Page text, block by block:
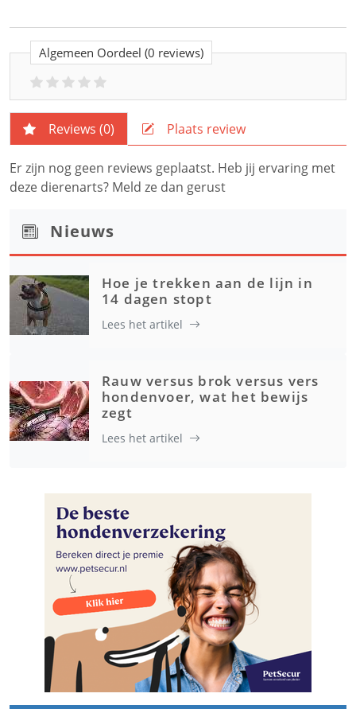
Algemeen Oordeel (0 reviews)
Reviews (0) Plaats review
Er zijn nog geen reviews geplaatst. Heb jij ervaring met
deze dierenarts? Meld ze dan gerust
Nieuws
Hoe je trekken aan de lijn in
14 dagen stopt
Lees het artikel
Rauw versus brok versus vers
hondenvoer, wat het bewijs
zegt
Lees het artikel